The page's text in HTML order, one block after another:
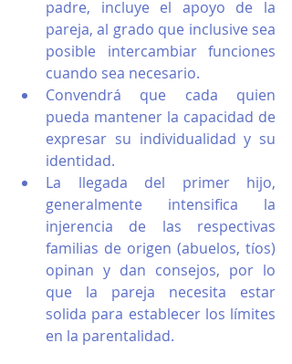
padre, incluye el apoyo de la
pareja, al grado que inclusive sea
posible intercambiar funciones
cuando sea necesario.
Convendrá que cada quien
pueda mantener la capacidad de
expresar su individualidad y su
identidad.
La llegada del primer hijo,
generalmente intensifica la
injerencia de las respectivas
familias de origen (abuelos, tíos)
opinan y dan consejos, por lo
que la pareja necesita estar
solida para establecer los límites
en la parentalidad.